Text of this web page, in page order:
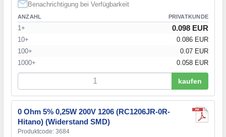
Benachrichtigung bei Verfügbarkeit
ANZAHL PRIVATKUNDE
1+ 0.098 EUR
10+
0.086 EUR
100+
0.07 EUR
1000+
0.058 EUR
kaufen
0 Ohm 5% 0,25W 200V 1206 (RC1206JR-0R-
Hitano) (Widerstand SMD)
Produktcode: 3684